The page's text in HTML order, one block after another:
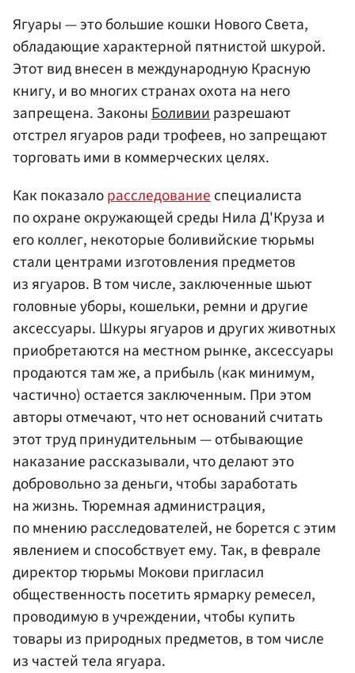
Ягуары — это большие кошки Нового Света,
обладающие характерной пятнистой шкурой.
Этот вид внесен в международную Красную
книгу, и во многих странах охота на него
запрещена. ЗаконыБоливииразрешают
отстрел ягуаров ради трофеев, но запрещают
торговать ими в коммерческих целях.
Как показалорасследование специалиста
по охране окружающей среды Нила Д'Круза и
его коллег, некоторые боливийские тюрьмы
стали центрами изготовления предметов
из ягуаров. В том числе, заключенные шьют
головные уборы, кошельки, ремни и другие
аксессуары. Шкуры ягуаров и других животных
приобретаются на местном рынке, аксессуары
продаются там же, а прибыль (как минимум,
частично) остается заключенным. При этом
авторы отмечают, что нет оснований считать
этот труд принудительным — отбывающие
наказание рассказывали, что делают это
добровольно за деньги, чтобы заработать
на жизнь. Тюремная администрация,
по мнению расследователей, не борется с этим
явлением и способствует ему. Так, в феврале
директор тюрьмы Мокови пригласил
общественность посетить ярмарку ремесел,
проводимую в учреждении, чтобы купить
товары из природных предметов, в том числе
из частей тела ягуара.